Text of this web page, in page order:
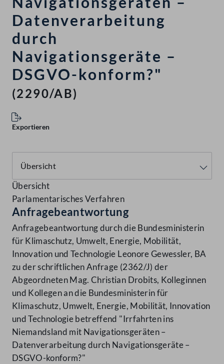
Datenverarbeitung
durch
Navigationsgeräte –
DSGVO-konform?"
(2290/AB)
Exportieren
Übersicht
Parlamentarisches Verfahren
Anfragebeantwortung
Anfragebeantwortung durch die Bundesministerin
für Klimaschutz, Umwelt, Energie, Mobilität,
Innovation und Technologie Leonore Gewessler, BA
zu der schriftlichen Anfrage (2362/J) der
Abgeordneten Mag. Christian Drobits, Kolleginnen
und Kollegen an die Bundesministerin für
Klimaschutz, Umwelt, Energie, Mobilität, Innovation
und Technologie betreffend "Irrfahrten ins
Niemandsland mit Navigationsgeräten –
Datenverarbeitung durch Navigationsgeräte –
DSGVO-konform?"